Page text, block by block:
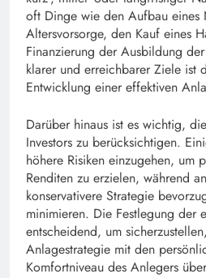
oft Dinge wie den Aufbau
Altersvorsorge, den Kauf eines
Finanzierung der Ausbildung
klarer und erreichbarer Ziele ist
Entwicklung einer effektiven
Darüber hinaus ist es wichtig,
Investors zu berücksichtigen.
höhere Risiken einzugehen, um
Renditen zu erzielen, während
konservativere Strategie
minimieren. Die Festlegung der
entscheidend, um
Anlagestrategie mit den
Komfortniveau des Anlegers